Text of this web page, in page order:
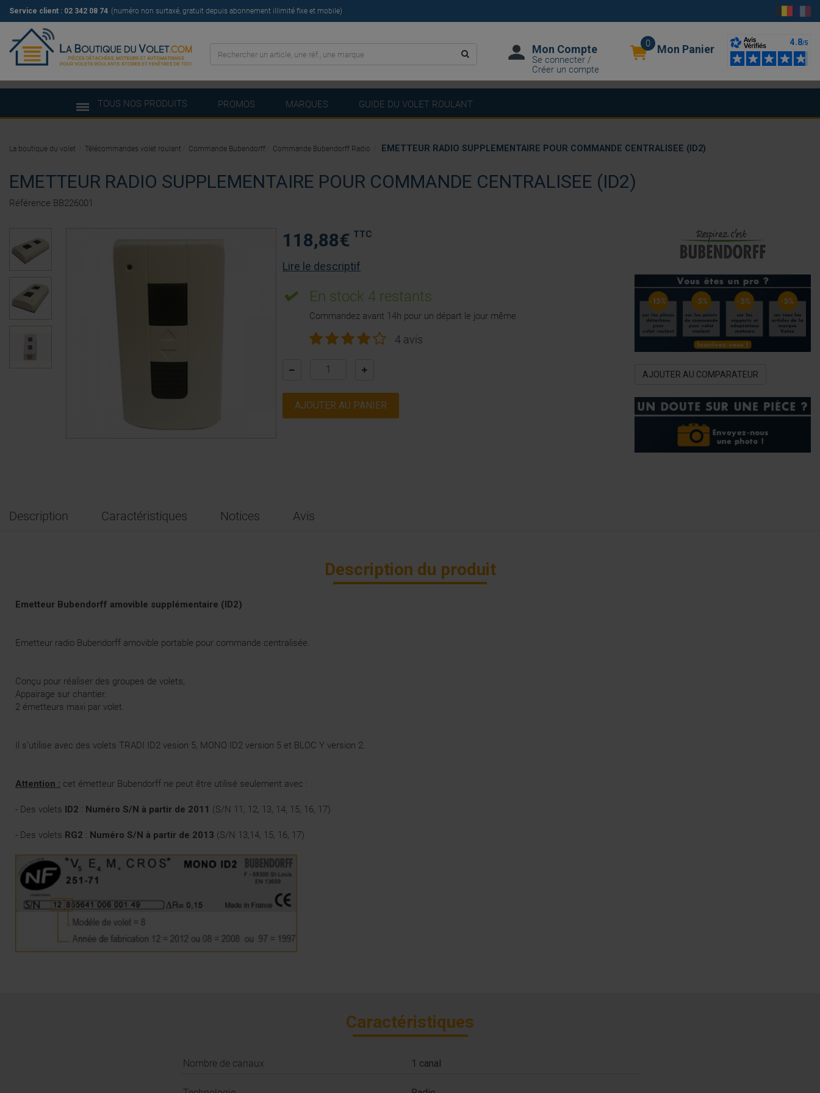
Service client : 02 342 08 74 (numéro non surtaxé, gratuit depuis abonnement illimité fixe et mobile)
Mon Compte
Se connecter /
Créer un compte
0 Mon Panier
TOUS NOS PRODUITS PROMOS MARQUES GUIDE DU VOLET ROULANT
EMETTEUR RADIO SUPPLEMENTAIRE POUR COMMANDE CENTRALISEE (ID2)
Référence BB226001
118,88€ TTC
Lire le descriptif
En stock 4 restants
Commandez avant 14h pour un départ le jour même
4 avis
AJOUTER AU PANIER
AJOUTER AU COMPARATEUR
Description Caractéristiques Notices Avis
Description du produit
Emetteur Bubendorff amovible supplémentaire (ID2)
Emetteur radio Bubendorff amovible portable pour commande centralisée.
Conçu pour réaliser des groupes de volets;
Appairage sur chantier.
2 émetteurs maxi par volet.
Il s'utilise avec des volets TRADI ID2 vesion 5, MONO ID2 version 5 et BLOC Y version 2.
Attention : cet émetteur Bubendorff ne peut être utilisé seulement avec :
- Des volets ID2 : Numéro S/N à partir de 2011 (S/N 11, 12, 13, 14, 15, 16, 17)
- Des volets RG2 : Numéro S/N à partir de 2013 (S/N 13,14, 15, 16, 17)
Caractéristiques
Nombre de canaux 1 canal
La boutique du volet Télécommandes volet roulant Commande Bubendorff Commande Bubendorff Radio EMETTEUR RADIO SUPPLEMENTAIRE POUR COMMANDE CENTRALISEE (ID2)